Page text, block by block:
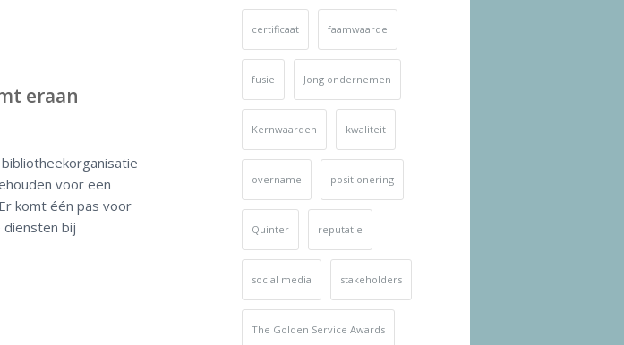
eraan
voor een
Er komt één pas voor
diensten bij
certificaat faamwaarde
fusie Jong ondernemen
Kernwaarden kwaliteit
overname positionering
Quinter reputatie
social media stakeholders
The Golden Service Awards